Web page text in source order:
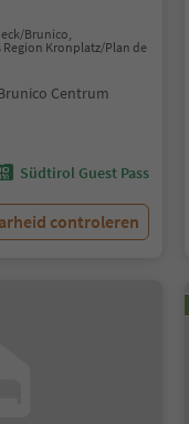
Brunico,
Kronplatz/Plan de
Centrum
Südtirol Guest Pass
controleren